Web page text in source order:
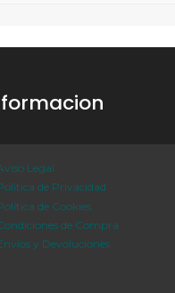
Legal
de Privacidad
de Cookies
de Compra
y Devoluciones